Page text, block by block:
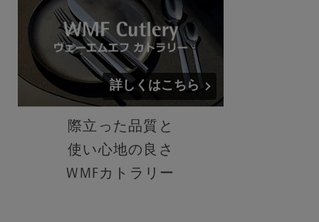
詳しくはこちら
際立った品質と
使い心地の良さ
WMFカトラリー